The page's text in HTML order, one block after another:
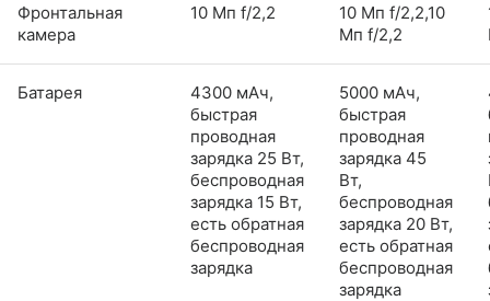
Фронтальная
камера
10 Мп f/2,2
10 Мп f/2,2,10
Мп f/2,2
Батарея
4300 мАч,
быстрая
проводная
зарядка 25 Вт,
беспроводная
зарядка 15 Вт,
есть обратная
беспроводная
зарядка
5000 мАч,
быстрая
проводная
зарядка 45
Вт,
беспроводная
зарядка 20 Вт,
есть обратная
беспроводная
зарядка